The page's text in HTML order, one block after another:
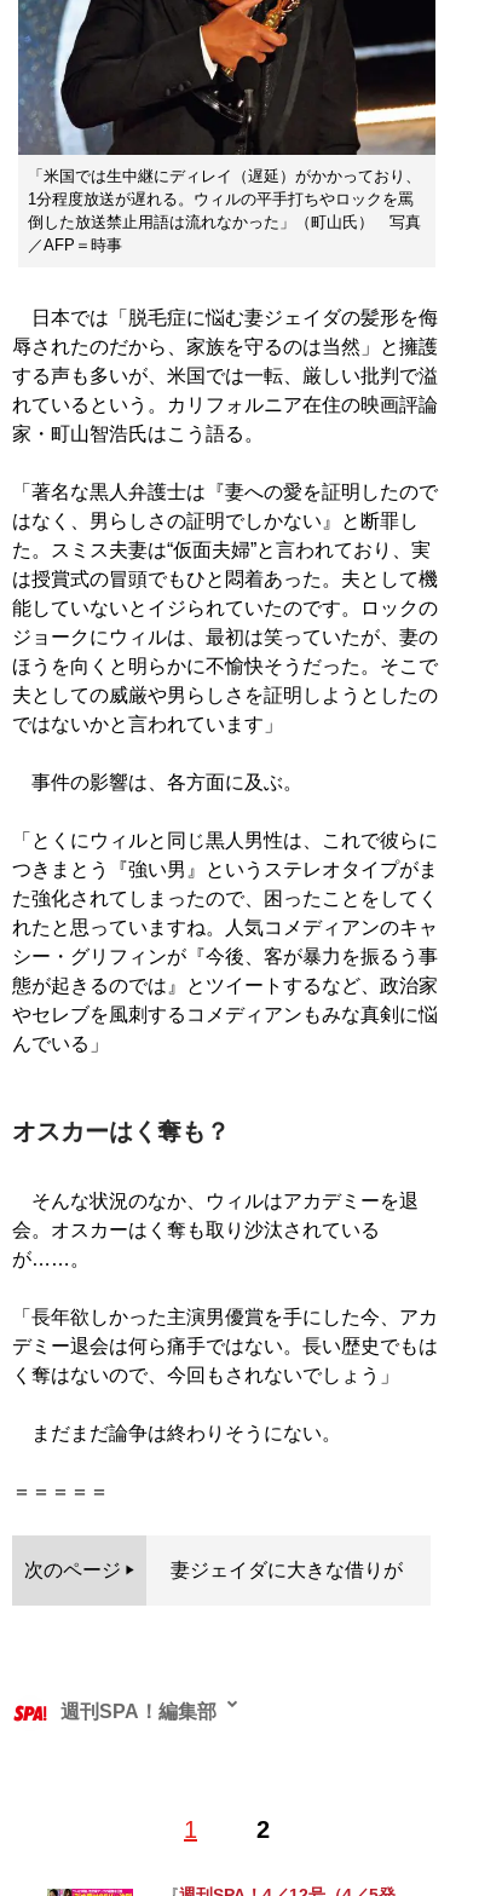
「米国では生中継にディレイ（遅延）がかかっており、
1分程度放送が遅れる。ウィルの平手打ちやロックを罵
倒した放送禁止用語は流れなかった」（町山氏） 写真
／AFP＝時事
日本では「脱毛症に悩む妻ジェイダの髪形を侮
辱されたのだから、家族を守るのは当然」と擁護
する声も多いが、米国では一転、厳しい批判で溢
れているという。カリフォルニア在住の映画評論
家・町山智浩氏はこう語る。
「著名な黒人弁護士は『妻への愛を証明したので
はなく、男らしさの証明でしかない』と断罪し
た。スミス夫妻は“仮面夫婦”と言われており、実
は授賞式の冒頭でもひと悶着あった。夫として機
能していないとイジられていたのです。ロックの
ジョークにウィルは、最初は笑っていたが、妻の
ほうを向くと明らかに不愉快そうだった。そこで
夫としての威厳や男らしさを証明しようとしたの
ではないかと言われています」
事件の影響は、各方面に及ぶ。
「とくにウィルと同じ黒人男性は、これで彼らに
つきまとう『強い男』というステレオタイプがま
た強化されてしまったので、困ったことをしてく
れたと思っていますね。人気コメディアンのキャ
シー・グリフィンが『今後、客が暴力を振るう事
態が起きるのでは』とツイートするなど、政治家
やセレブを風刺するコメディアンもみな真剣に悩
んでいる」
オスカーはく奪も？
そんな状況のなか、ウィルはアカデミーを退
会。オスカーはく奪も取り沙汰されている
が……。
「長年欲しかった主演男優賞を手にした今、アカ
デミー退会は何ら痛手ではない。長い歴史でもは
く奪はないので、今回もされないでしょう」
まだまだ論争は終わりそうにない。
＝＝＝＝＝
次のページ 妻ジェイダに大きな借りが
1 2
週刊SPA！編集部